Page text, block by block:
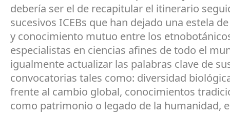
debería ser el de recapitular el itinerario
sucesivos ICEBs que han dejado una estela
y conocimiento mutuo entre los
especialistas en ciencias afines de todo el
igualmente actualizar las palabras clave de
convocatorias tales como: diversidad
frente al cambio global, conocimientos
como patrimonio o legado de la humanidad,